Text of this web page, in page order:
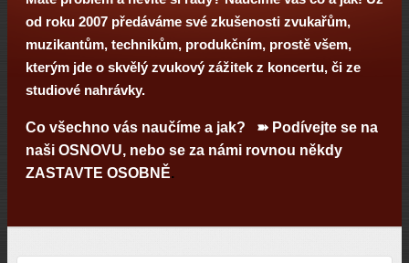
od roku 2007 předáváme své zkušenosti zvukařům,
muzikantům, technikům, produkčním, prostě všem,
kterým jde o skvělý zvukový zážitek z koncertu, či ze
studiové nahrávky.
Co všechno vás naučíme a jak? ➽ Podívejte se na
naši OSNOVU, nebo se za námi rovnou někdy
ZASTAVTE OSOBNĚ.